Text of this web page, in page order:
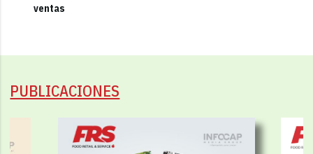
ventas
PUBLICACIONES